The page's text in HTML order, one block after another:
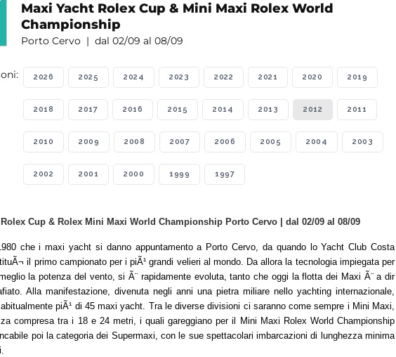
Maxi Yacht Rolex Cup & Mini Maxi Rolex World
Championship
Porto Cervo | dal 02/09 al 08/09
2026 2025 2024 2023 2022 2021 2020 2019
2018 2017 2016 2015 2014 2013 2012 2011
2010 2009 2008 2007 2006 2005 2004 2003
2002 2001 2000 1999 1997
Rolex Cup & Rolex Mini Maxi World Championship Porto Cervo | dal 02/09 al 08/09
che i maxi yacht si danno appuntamento a Porto Cervo, da quando lo Yacht Club Costa
il primo campionato per i piÃ¹ grandi velieri al mondo. Da allora la tecnologia impiegata per
la potenza del vento, si Ã¨ rapidamente evoluta, tanto che oggi la flotta dei Maxi Ã¨ a dir
Alla manifestazione, divenuta negli anni una pietra miliare nello yachting internazionale,
piÃ¹ di 45 maxi yacht. Tra le diverse divisioni ci saranno come sempre i Mini Maxi,
compresa tra i 18 e 24 metri, i quali gareggiano per il Mini Maxi Rolex World Championship
poi la categoria dei Supermaxi, con le sue spettacolari imbarcazioni di lunghezza minima